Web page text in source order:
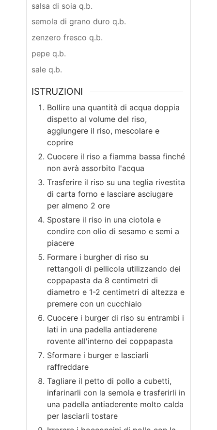
salsa di soia q.b.
semola di grano duro q.b.
zenzero fresco q.b.
pepe q.b.
sale q.b.
ISTRUZIONI
Bollire una quantità di acqua doppia
dispetto al volume del riso,
aggiungere il riso, mescolare e
coprire
Cuocere il riso a fiamma bassa finché
non avrà assorbito l'acqua
Trasferire il riso su una teglia rivestita
di carta forno e lasciare asciugare
per almeno 2 ore
Spostare il riso in una ciotola e
condire con olio di sesamo e semi a
piacere
Formare i burgher di riso su
rettangoli di pellicola utilizzando dei
coppapasta da 8 centimetri di
diametro e 1-2 centimetri di altezza e
premere con un cucchiaio
Cuocere i burger di riso su entrambi i
lati in una padella antiaderene
rovente all'interno dei coppapasta
Sformare i burger e lasciarli
raffreddare
Tagliare il petto di pollo a cubetti,
infarinarli con la semola e trasferirli in
una padella antiaderente molto calda
per lasciarli tostare